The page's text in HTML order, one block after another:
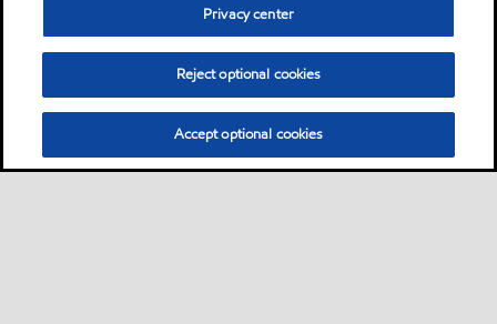
Privacy center
Reject optional cookies
Accept optional cookies